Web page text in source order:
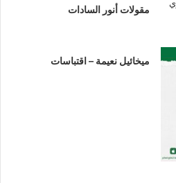
مقولات أنور السادات
ميخائيل نعيمة – اقتباسات